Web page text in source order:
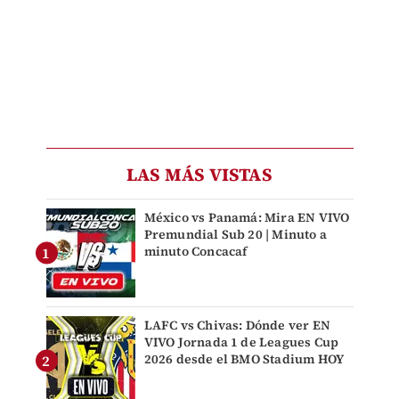
LAS MÁS VISTAS
México vs Panamá: Mira EN VIVO
Premundial Sub 20 | Minuto a
minuto Concacaf
LAFC vs Chivas: Dónde ver EN
VIVO Jornada 1 de Leagues Cup
2026 desde el BMO Stadium HOY